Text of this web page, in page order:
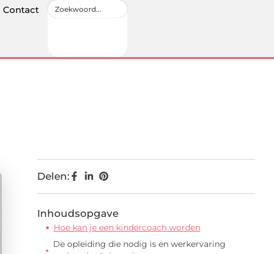
Contact
Delen:
Inhoudsopgave
Hoe kan je een kindercoach worden
De opleiding die nodig is en werkervaring